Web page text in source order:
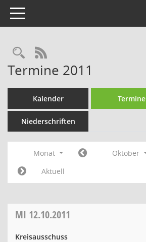
Toggle navigation
Rechercheauswahl
RSS-Feed
Termine 2011
Kalender Termine
Niederschriften
Monat Oktober
Aktuell
MI 12.10.2011
Kreisausschuss